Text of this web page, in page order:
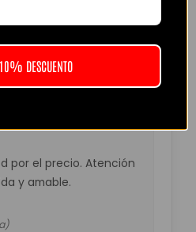
lo esperado. El envío
llegó perfecta.
por el precio. Atención
y amable.
DESCUENTO